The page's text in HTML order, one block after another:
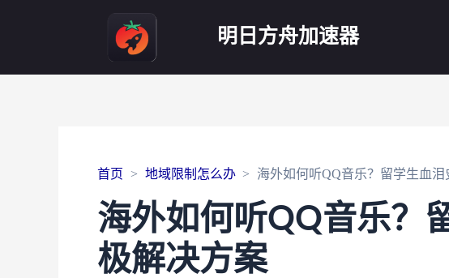
明日方舟加速器
首页 地域限制怎么办 海外如何听QQ音乐？留学生血
海外如何听QQ音乐？
极解决方案